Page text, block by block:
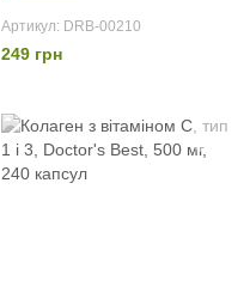
Артикул: DRB-00210
249 грн